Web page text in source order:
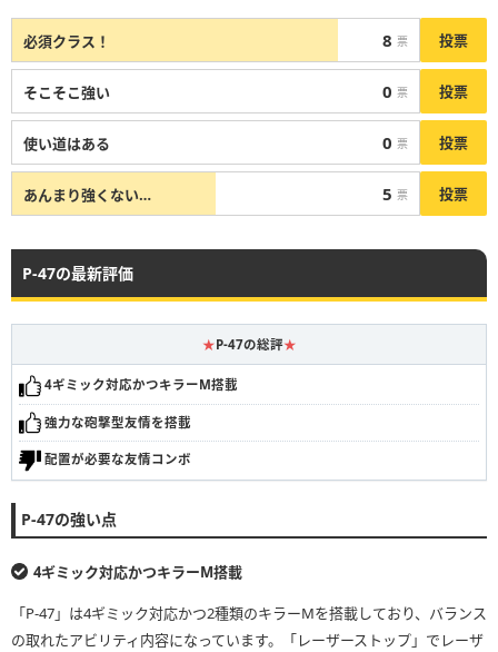
必須クラス！ 8 票 投票
そこそこ強い 0 票 投票
使い道はある 0 票 投票
あんまり強くない… 5 票 投票
P-47の最新評価
★P-47の総評★
4ギミック対応かつキラーM搭載
強力な砲撃型友情を搭載
配置が必要な友情コンボ
P-47の強い点
4ギミック対応かつキラーM搭載
「P-47」は4ギミック対応かつ2種類のキラーMを搭載しており、バランス
の取れたアビリティ内容になっています。「レーザーストップ」でレーザ